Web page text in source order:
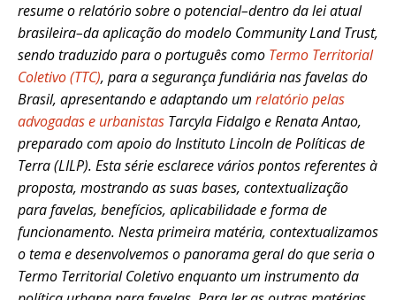
resume o relatório sobre o potencial–dentro da lei atual
brasileira–da aplicação do modelo Community Land Trust,
sendo traduzido para o português como Termo Territorial
Coletivo (TTC), para a segurança fundiária nas favelas do
Brasil, apresentando e adaptando um relatório pelas
advogadas e urbanistas Tarcyla Fidalgo e Renata Antao,
preparado com apoio do Instituto Lincoln de Políticas de
Terra (LILP). Esta série esclarece vários pontos referentes à
proposta, mostrando as suas bases, contextualização
para favelas, benefícios, aplicabilidade e forma de
funcionamento. Nesta primeira matéria, contextualizamos
o tema e desenvolvemos o panorama geral do que seria o
Termo Territorial Coletivo enquanto um instrumento da